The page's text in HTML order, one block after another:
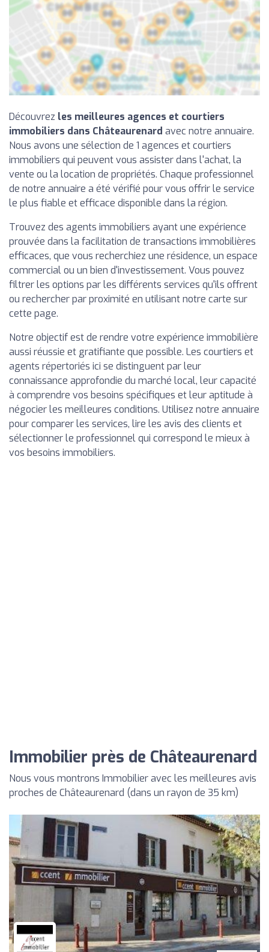
Découvrez les meilleures agences et courtiers
immobiliers dans Châteaurenard avec notre annuaire.
Nous avons une sélection de 1 agences et courtiers
immobiliers qui peuvent vous assister dans l'achat, la
vente ou la location de propriétés. Chaque professionnel
de notre annuaire a été vérifié pour vous offrir le service
le plus fiable et efficace disponible dans la région.
Trouvez des agents immobiliers ayant une expérience
prouvée dans la facilitation de transactions immobilières
efficaces, que vous recherchiez une résidence, un espace
commercial ou un bien d'investissement. Vous pouvez
filtrer les options par les différents services qu'ils offrent
ou rechercher par proximité en utilisant notre carte sur
cette page.
Notre objectif est de rendre votre expérience immobilière
aussi réussie et gratifiante que possible. Les courtiers et
agents répertoriés ici se distinguent par leur
connaissance approfondie du marché local, leur capacité
à comprendre vos besoins spécifiques et leur aptitude à
négocier les meilleures conditions. Utilisez notre annuaire
pour comparer les services, lire les avis des clients et
sélectionner le professionnel qui correspond le mieux à
vos besoins immobiliers.
Immobilier près de Châteaurenard
Nous vous montrons Immobilier avec les meilleures avis
proches de Châteaurenard (dans un rayon de 35 km)